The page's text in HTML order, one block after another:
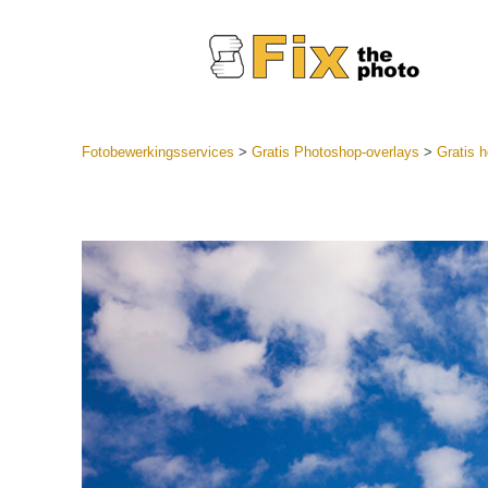
collecties
Mobiele
Fotobewerkingsservices > Gratis Photoshop-overlays > Gratis